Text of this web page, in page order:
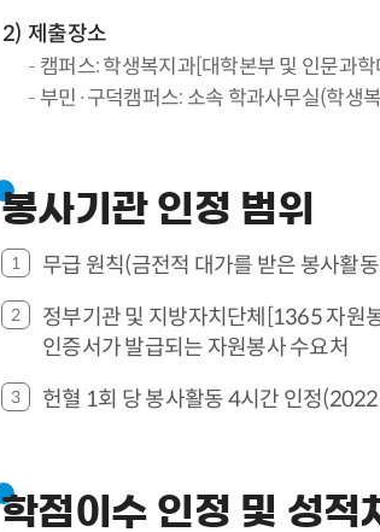
제출장소
캠퍼스: 학생복지과[대학본부 및 인문과
부민·구덕캠퍼스: 소속 학과사무실(학생
봉사기관 인정 범위
무급 원칙(금전적 대가를 받은 봉사활
정부기관 및 지방자치단체[1365 자원
인증서가 발급되는 자원봉사 수요처
헌혈 1회 당 봉사활동 4시간 인정
학점이수 인정 및 성적